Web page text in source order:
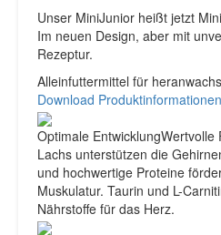
Unser MiniJunior heißt jetzt
Im neuen Design, aber mit
Rezeptur.
Alleinfuttermittel für
Download Produktinformationen
Optimale EntwicklungWertvolle
Lachs unterstützen die
und hochwertige Proteine
Muskulatur. Taurin und L-
Nährstoffe für das Herz.